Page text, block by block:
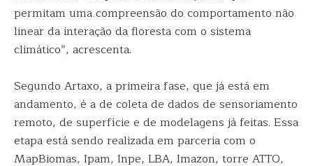
permitam uma compreensão do comportamento não
linear da interação da floresta com o sistema
climático”, acrescenta.
Segundo Artaxo, a primeira fase, que já está em
andamento, é a de coleta de dados de sensoriamento
remoto, de superfície e de modelagens já feitas. Essa
etapa está sendo realizada em parceria com o
MapBiomas, Ipam, Inpe, LBA, Imazon, torre ATTO,